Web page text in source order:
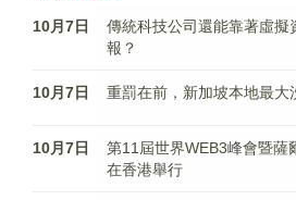
10月7日
傳統科技公司還能靠著虛擬
報？
10月7日 重罰在前，新加坡本地最大
10月7日
第11屆世界WEB3峰會暨薩
在香港舉行